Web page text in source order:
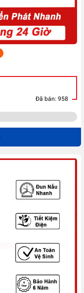
Đã bán: 958